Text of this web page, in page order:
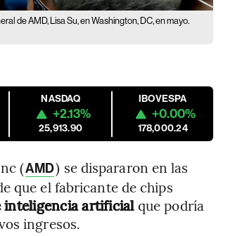
de AMD, Lisa Su, en Washington, DC, en mayo.
NASDAQ
+2.13%
25,913.90
IBOVESPA
+0.00%
178,000.24
(AMD) se dispararon en las
que el fabricante de chips
inteligencia artificialque podría
ingresos.